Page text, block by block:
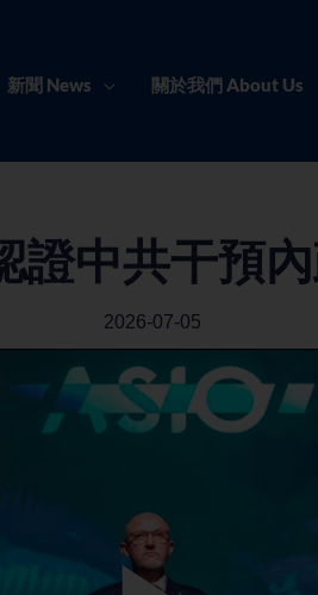
新聞 News 關於我們 About Us
證中共干預
2026-07-05